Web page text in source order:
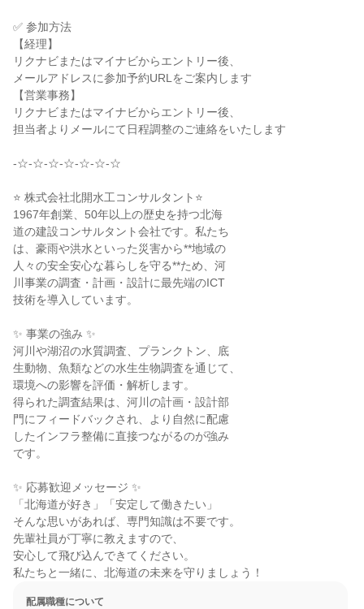
✅ 参加方法
【経理】
リクナビまたはマイナビからエントリー後、
メールアドレスに参加予約URLをご案内します
【営業事務】
リクナビまたはマイナビからエントリー後、
担当者よりメールにて日程調整のご連絡をいたします
-☆-☆-☆-☆-☆-☆-☆
⭐ 株式会社北開水工コンサルタント⭐
1967年創業、50年以上の歴史を持つ北海
道の建設コンサルタント会社です。私たち
は、豪雨や洪水といった災害から**地域の
人々の安全安心な暮らしを守る**ため、河
川事業の調査・計画・設計に最先端のICT
技術を導入しています。
✨ 事業の強み ✨
河川や湖沼の水質調査、プランクトン、底
生動物、魚類などの水生生物調査を通じて、
環境への影響を評価・解析します。
得られた調査結果は、河川の計画・設計部
門にフィードバックされ、より自然に配慮
したインフラ整備に直接つながるのが強み
です。
✨ 応募歓迎メッセージ ✨
「北海道が好き」「安定して働きたい」
そんな思いがあれば、専門知識は不要です。
先輩社員が丁寧に教えますので、
安心して飛び込んできてください。
私たちと一緒に、北海道の未来を守りましょう！
配属職種について